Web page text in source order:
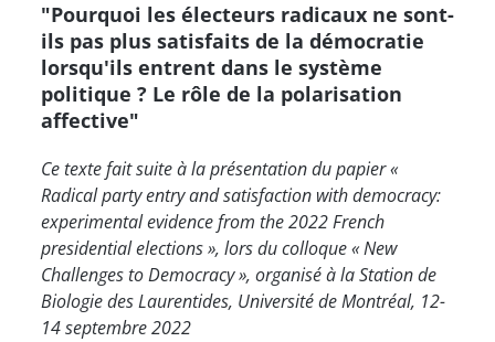
"Pourquoi les électeurs radicaux ne sont-
ils pas plus satisfaits de la démocratie
lorsqu'ils entrent dans le système
politique ? Le rôle de la polarisation
affective"
Ce texte fait suite à la présentation du papier «
Radical party entry and satisfaction with democracy:
experimental evidence from the 2022 French
presidential elections », lors du colloque « New
Challenges to Democracy », organisé à la Station de
Biologie des Laurentides, Université de Montréal, 12-
14 septembre 2022